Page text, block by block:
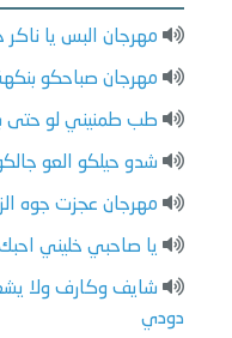
مهرجان البس يا ناكر
مهرجان صباحكو بنكهة
طب طمنيني لو حتى
شدو حيلكو العو
مهرجان عجزت جوه
يا صاحبي خليني
شايف وكارف ولا
دودي